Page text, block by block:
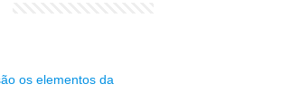
os elementos da